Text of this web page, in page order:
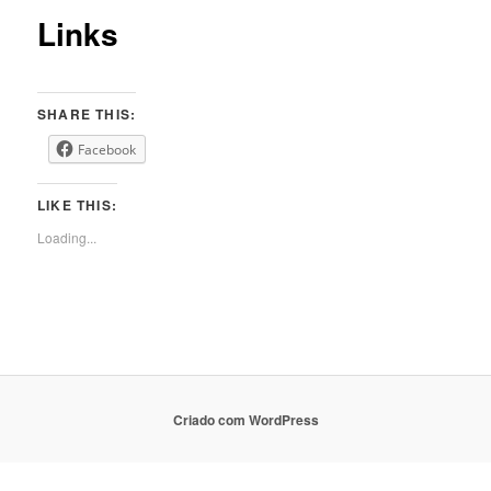
Links
SHARE THIS:
Facebook
LIKE THIS:
Loading...
Criado com WordPress